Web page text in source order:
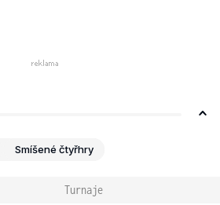
Smíšené čtyřhry
Turnaje